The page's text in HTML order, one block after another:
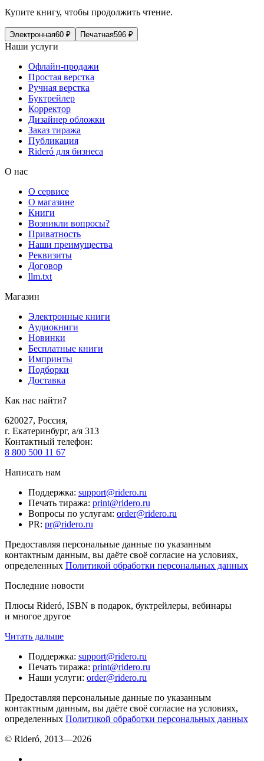
Купите книгу, чтобы продолжить чтение.
Электронная60 ₽ Печатная596 ₽
Наши услуги
Офлайн-продажи
Простая верстка
Ручная верстка
Буктрейлер
Корректор
Дизайнер обложки
Заказ тиража
Публикация
Rideró для бизнеса
О нас
О сервисе
О магазине
Книги
Возникли вопросы?
Приватность
Наши преимущества
Реквизиты
Договор
llm.txt
Магазин
Электронные книги
Аудиокниги
Новинки
Бесплатные книги
Импринты
Подборки
Доставка
Как нас найти?
620027, Россия,
г. Екатеринбург, а/я 313
Контактный телефон:
8 800 500 11 67
Написать нам
Поддержка: support@ridero.ru
Печать тиража: print@ridero.ru
Вопросы по услугам: order@ridero.ru
PR: pr@ridero.ru
Предоставляя персональные данные по указанным
контактным данным, вы даёте своё согласие на условиях,
определенных Политикой обработки персональных данных
Последние новости
Плюсы Rideró, ISBN в подарок, буктрейлеры, вебинары
и многое другое
Читать дальше
Поддержка: support@ridero.ru
Печать тиража: print@ridero.ru
Наши услуги: order@ridero.ru
Предоставляя персональные данные по указанным
контактным данным, вы даёте своё согласие на условиях,
определенных Политикой обработки персональных данных
© Rideró, 2013—2026